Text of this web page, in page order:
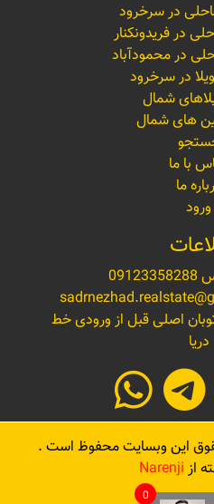
در سرخرود
در فریدونکنار
در محمودآباد
در سرخرود
شمال
های شمال
با ما
ما
ورود
09123358288
اصلی قبل از ورودی خط
دریا
این وبسایت محفوظ است .
از Narenji
0